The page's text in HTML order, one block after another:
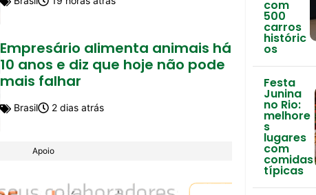
Empresário alimenta animais há
10 anos e diz que hoje não pode
mais falhar
Brasil 2 dias atrás
Apoio
com
500
carros
históric
os
Festa
Junina
no Rio:
melhore
s
lugares
com
comidas
típicas